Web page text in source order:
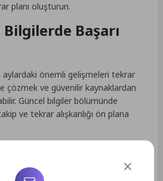
planı oluşturun.
Bilgilerde Başarı
aylardaki önemli gelişmeleri tekrar
çözmek ve güvenilir kaynaklardan
Güncel bilgiler bölümünde
ve tekrar alışkanlığı ön plana